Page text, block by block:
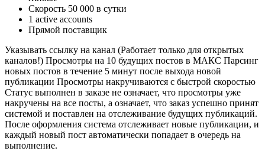
Скорость 50 000 в сутки
1 active accounts
Прямой поставщик
Указывать ссылку на канал (Работает только для открытых
каналов!) Просмотры на 10 будущих постов в МАКС Парсинг
новых постов в течение 5 минут после выхода новой
публикации Просмотры накручиваются с быстрой скоростью
Статус выполнен в заказе не означает, что просмотры уже
накручены на все посты, а означает, что заказ успешно принят
системой и поставлен на отслеживание будущих публикаций.
После оформления система отслеживает новые публикации, и
каждый новый пост автоматически попадает в очередь на
выполнение.